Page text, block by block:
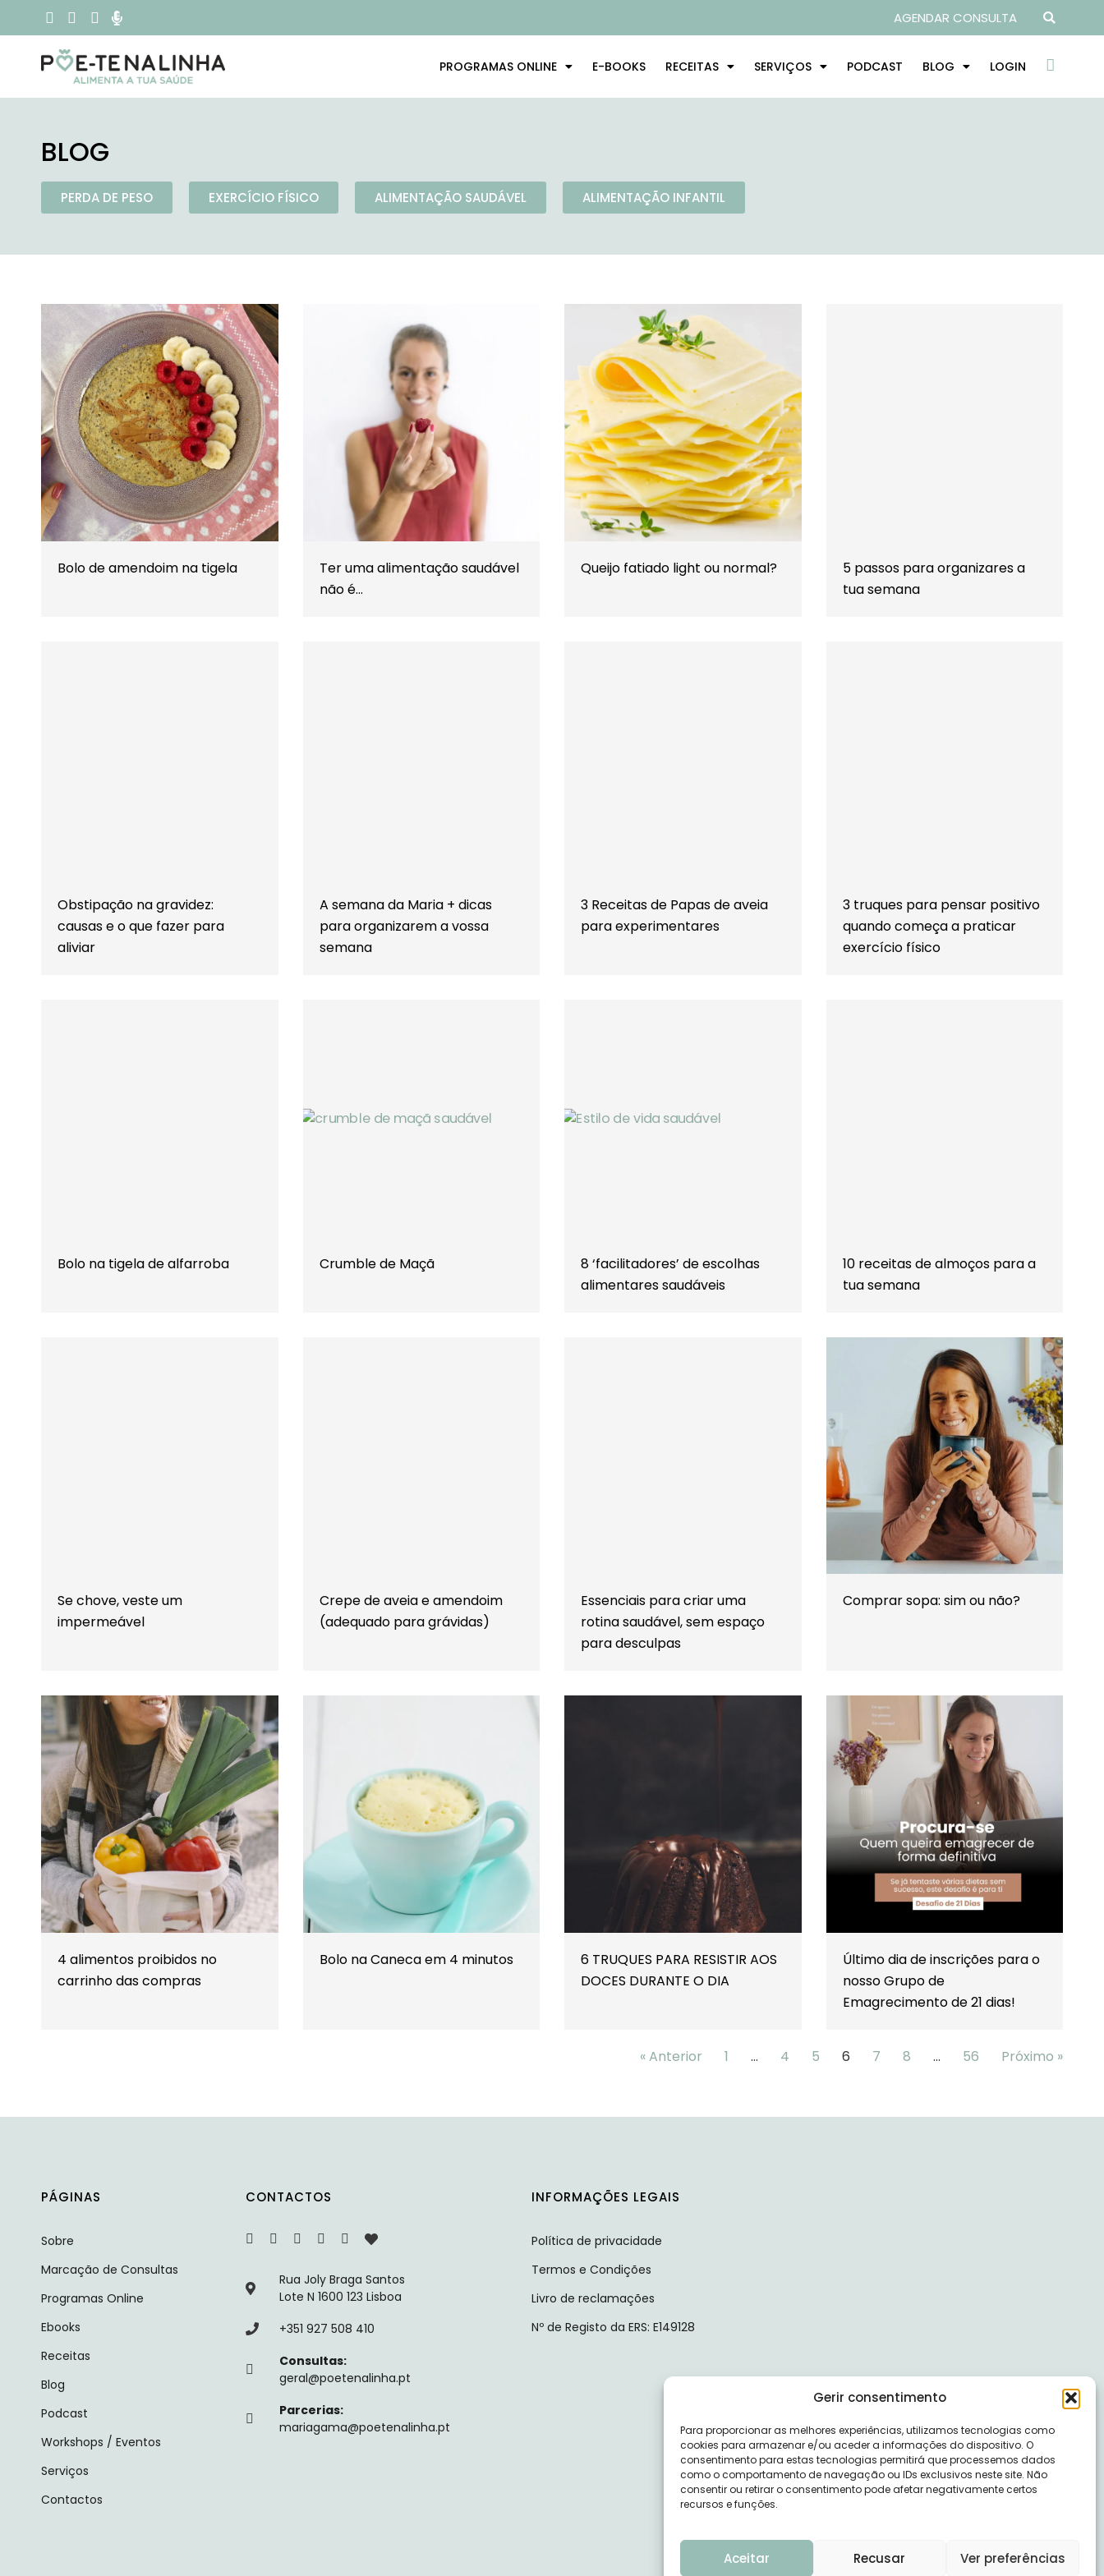
Gerir consentimento
Para proporcionar as melhores experiências, utilizamos tecnologias como
cookies para armazenar e/ou aceder a informações do dispositivo. O
consentimento para estas tecnologias permitirá que processemos dados
como o comportamento de navegação ou IDs exclusivos neste site. Não
consentir ou retirar o consentimento pode afetar negativamente certos
recursos e funções.
Aceitar Recusar Ver preferências
AGENDAR CONSULTA
PROGRAMAS ONLINE E-BOOKS RECEITAS SERVIÇOS PODCAST BLOG LOGIN
BLOG
PERDA DE PESO EXERCÍCIO FÍSICO ALIMENTAÇÃO SAUDÁVEL ALIMENTAÇÃO INFANTIL
Bolo de amendoim na tigela
Ter uma alimentação saudável
não é…
Queijo fatiado light ou normal?
5 passos para organizares a
tua semana
Obstipação na gravidez:
causas e o que fazer para
aliviar
A semana da Maria + dicas
para organizarem a vossa
semana
3 Receitas de Papas de aveia
para experimentares
3 truques para pensar positivo
quando começa a praticar
exercício físico
Bolo na tigela de alfarroba Crumble de Maçã
8 ‘facilitadores’ de escolhas
alimentares saudáveis
10 receitas de almoços para a
tua semana
Se chove, veste um
impermeável
Crepe de aveia e amendoim
(adequado para grávidas)
Essenciais para criar uma
rotina saudável, sem espaço
para desculpas
Comprar sopa: sim ou não?
4 alimentos proibidos no
carrinho das compras
Bolo na Caneca em 4 minutos
6 TRUQUES PARA RESISTIR AOS
DOCES DURANTE O DIA
Último dia de inscrições para o
nosso Grupo de
Emagrecimento de 21 dias!
« Anterior 1 … 4 5 6 7 8 … 56 Próximo »
PÁGINAS
Sobre
Marcação de Consultas
Programas Online
Ebooks
Receitas
Blog
Podcast
Workshops / Eventos
Serviços
Contactos
CONTACTOS
Rua Joly Braga Santos
Lote N 1600 123 Lisboa
+351 927 508 410
Consultas:
geral@poetenalinha.pt
Parcerias:
mariagama@poetenalinha.pt
INFORMAÇÕES LEGAIS
Política de privacidade
Termos e Condições
Livro de reclamações
Nº de Registo da ERS: E149128